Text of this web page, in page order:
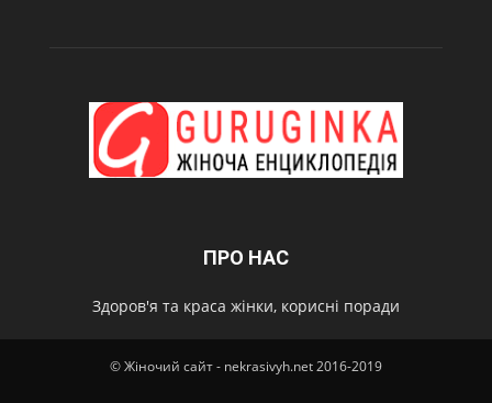
ПРО НАС
Здоров'я та краса жінки, корисні поради
© Жіночий сайт - nekrasivyh.net 2016-2019